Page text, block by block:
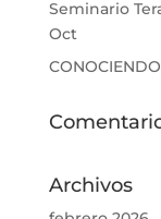
Seminario
Oct
Archivos